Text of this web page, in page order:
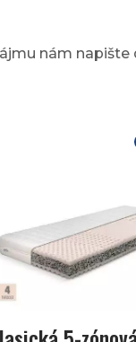
nám napište